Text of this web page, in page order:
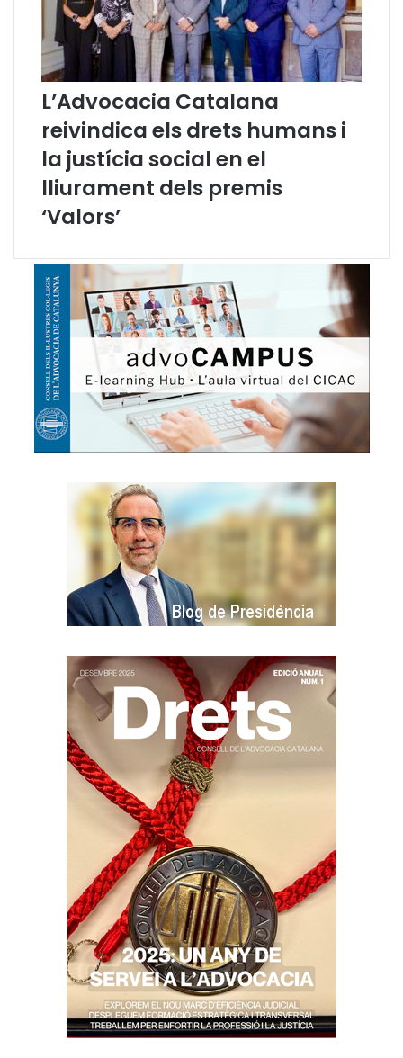
i
a
r
t
u
t
a
L’Advocacia Catalana
reivindica els drets humans i
la justícia social en el
lliurament dels premis
‘Valors’